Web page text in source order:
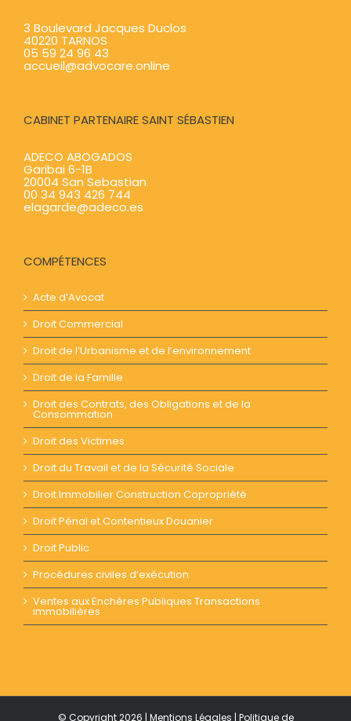
3 Boulevard Jacques Duclos
40220 TARNOS
05 59 24 96 43
accueil@advocare.online
CABINET PARTENAIRE SAINT SÉBASTIEN
ADECO ABOGADOS
Garibai 6-1B
20004 San Sebastian
00 34 943 426 744
elagarde@adeco.es
COMPÉTENCES
Acte d’Avocat
Droit Commercial
Droit de l’Urbanisme et de l’environnement
Droit de la Famille
Droit des Contrats, des Obligations et de la
Consommation
Droit des Victimes
Droit du Travail et de la Sécurité Sociale
Droit Immobilier Construction Copropriété
Droit Pénal et Contentieux Douanier
Droit Public
Procédures civiles d’exécution
Ventes aux Enchères Publiques Transactions
immobilières
© Copyright2026 | Mentions Légales | Politique de